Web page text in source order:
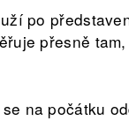
po
přesně
na počátku